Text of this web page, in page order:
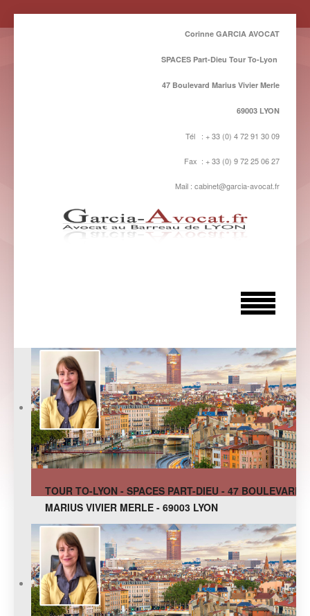
Corinne GARCIA AVOCAT
SPACES Part-Dieu Tour To-Lyon
47 Boulevard Marius Vivier Merle
69003 LYON
Tél : + 33 (0) 4 72 91 30 09
Fax : + 33 (0) 9 72 25 06 27
Mail : cabinet@garcia-avocat.fr
TOUR TO-LYON - SPACES PART-DIEU - 47 BOULEVARD
MARIUS VIVIER MERLE - 69003 LYON